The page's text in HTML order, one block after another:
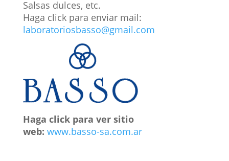
Salsas dulces, etc.
Haga click para enviar mail:
laboratoriosbasso@gmail.com
Haga click para ver sitio
web: www.basso-sa.com.ar